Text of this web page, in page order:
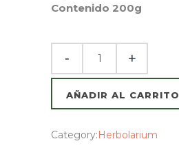
Contenido 200g
AÑADIR AL CARRITO
Category:Herbolarium